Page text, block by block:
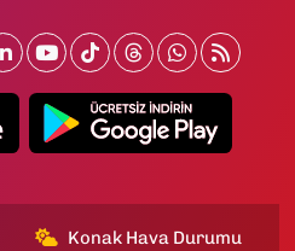
Konak Hava Durumu